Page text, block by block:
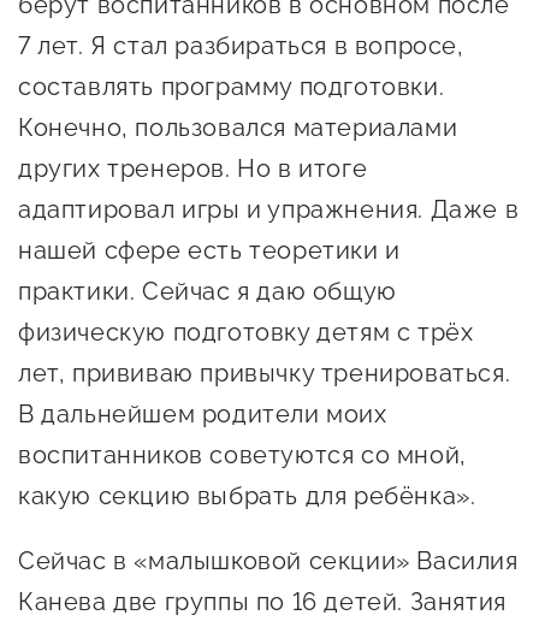
Поддержка креативного и
инновационно-
технологического
предпринимательства
Поддержка социальных
предпринимателей
Поддержка экспортеров
Финансовая поддержка
Меры поддержки в условиях
внешнего санкционного
давления
Центры поддержки
Центр информационно-
консультационного
7 лет. Я стал разбираться в вопросе,
составлять программу подготовки.
Конечно, пользовался материалами
других тренеров. Но в итоге
адаптировал игры и упражнения. Даже в
нашей сфере есть теоретики и
практики. Сейчас я даю общую
физическую подготовку детям с трёх
лет, прививаю привычку тренироваться.
В дальнейшем родители моих
воспитанников советуются со мной,
какую секцию выбрать для ребёнка».
Сейчас в «малышковой секции» Василия
Канева две группы по 16 детей. Занятия